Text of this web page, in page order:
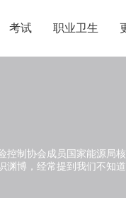
考试 职业卫生
控制协会成员国家能源局
渊博，经常提到我们不知